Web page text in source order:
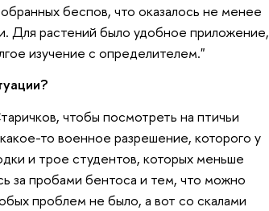
беспов, что оказалось не менее
Для растений было удобное приложение,
изучение с определителем."
чтобы посмотреть на птичьи
то военное разрешение, которого у
и трое студентов, которых меньше
за пробами бентоса и тем, что можно
проблем не было, а вот со скалами